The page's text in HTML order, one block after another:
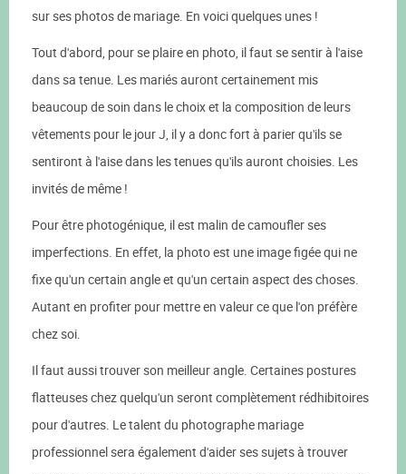
sur ses photos de mariage. En voici quelques unes !
Tout d'abord, pour se plaire en photo, il faut se sentir à l'aise
dans sa tenue. Les mariés auront certainement mis
beaucoup de soin dans le choix et la composition de leurs
vêtements pour le jour J, il y a donc fort à parier qu'ils se
sentiront à l'aise dans les tenues qu'ils auront choisies. Les
invités de même !
Pour être photogénique, il est malin de camoufler ses
imperfections. En effet, la photo est une image figée qui ne
fixe qu'un certain angle et qu'un certain aspect des choses.
Autant en profiter pour mettre en valeur ce que l'on préfère
chez soi.
Il faut aussi trouver son meilleur angle. Certaines postures
flatteuses chez quelqu'un seront complètement rédhibitoires
pour d'autres. Le talent du photographe mariage
professionnel sera également d'aider ses sujets à trouver